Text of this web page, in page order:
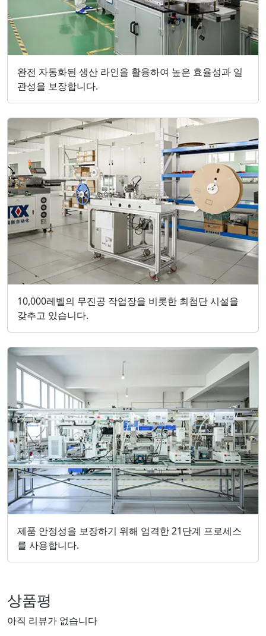
완전 자동화된 생산 라인을 활용하여 높은 효율성과 일
관성을 보장합니다.
10,000레벨의 무진공 작업장을 비롯한 최첨단 시설을
갖추고 있습니다.
제품 안정성을 보장하기 위해 엄격한 21단계 프로세스
를 사용합니다.
상품평
아직 리뷰가 없습니다